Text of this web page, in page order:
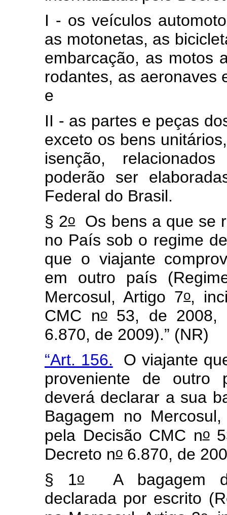
I - os veículos
as motonetas, as
embarcação, as motos
rodantes, as aeronaves
e
II - as partes e peças
exceto os bens
isenção,
poderão ser
Federal do Brasil.
§ 2oOs bens a que se
no País sob o regime
que o viajante
em outro país
Mercosul, Artigo 7o,
CMC no53, de 2008,
6.870, de 2009).” (NR)
“Art. 156. O viajante
proveniente de outro
deverá declarar a sua
Bagagem no
pela Decisão CMC no
Decreto no 6.870, de
§ 1oA bagagem
declarada por escrito